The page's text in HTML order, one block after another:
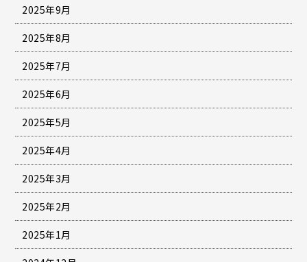
2025年9月
2025年8月
2025年7月
2025年6月
2025年5月
2025年4月
2025年3月
2025年2月
2025年1月